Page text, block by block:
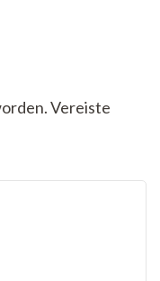
Vereiste